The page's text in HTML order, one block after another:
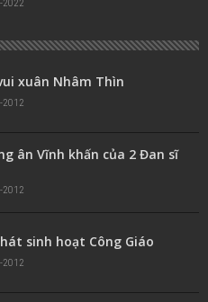
2022
xuân Nhâm Thìn
2012
ân Vĩnh khấn của 2 Đan sĩ
2012
sinh hoạt Công Giáo
2012